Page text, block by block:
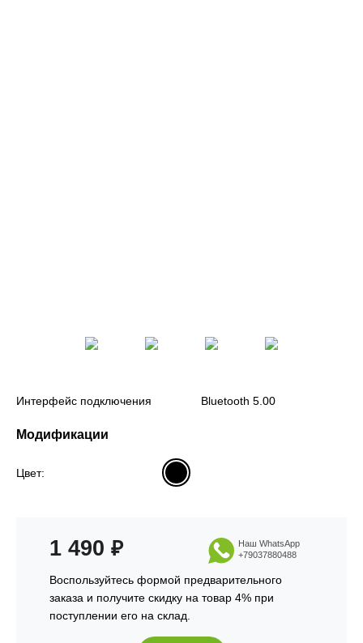
Интерфейс подключения Bluetooth 5.00
Модификации
Цвет:
1 490 ₽
Воспользуйтесь формой предварительного
заказа и получите скидку на товар 4% при
поступлении его на склад.
Наш WhatsApp
+79037880488